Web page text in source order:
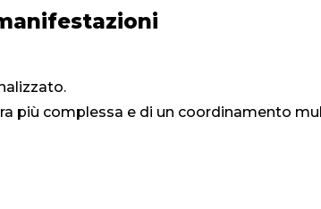
più complessa e di un coordinamento